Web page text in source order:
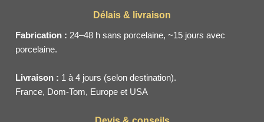
Délais & livraison
Fabrication : 24–48 h sans porcelaine, ~15 jours avec
porcelaine.
Livraison : 1 à 4 jours (selon destination).
France, Dom-Tom, Europe et USA